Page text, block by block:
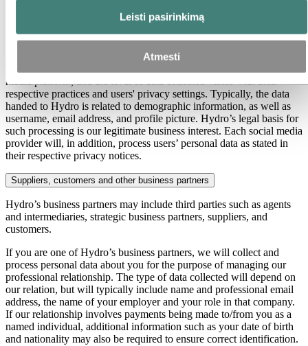
Leisti pasirinkimą
Atmesti
platforms to better connect and inform stakeholders, including, but
not limited to Facebook, Instagram, LinkedIn and YouTube. As with
the website, Hydro may collect and process certain personal data of
visitors and followers on these networks for marketing and
recruitment purposes. This data is provided to Hydro by each social
media platform, and the level of data collected varies with their
respective practices and users' privacy settings. Typically, the data
handed to Hydro is related to demographic information, as well as
username, email address, and profile picture. Hydro’s legal basis for
such processing is our legitimate business interest. Each social media
provider will, in addition, process users’ personal data as stated in
their respective privacy notices.
Suppliers, customers and other business partners
Hydro’s business partners may include third parties such as agents
and intermediaries, strategic business partners, suppliers, and
customers.
If you are one of Hydro’s business partners, we will collect and
process personal data about you for the purpose of managing our
professional relationship. The type of data collected will depend on
our relation, but will typically include name and professional email
address, the name of your employer and your role in that company.
If our relationship involves payments being made to/from you as a
named individual, additional information such as your date of birth
and nationality may also be required to ensure correct identification.